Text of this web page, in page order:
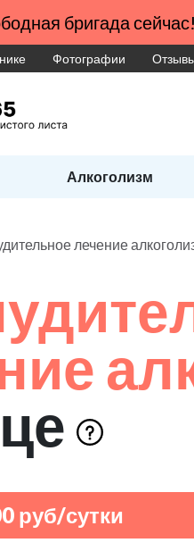
бригада
Фотографии
Алкоголизм
лечение
руб/сутки